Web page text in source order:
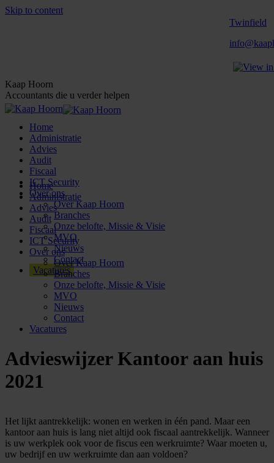
Skip to content
Twinfield
Kaap Hoorn
Accountants die u verder helpen
Home
Administratie
Advies
Audit
Fiscaal
ICT Security
Over ons
Over Kaap Hoorn
Branches
Onze belofte, Missie & Visie
MVO
Nieuws
Contact
Vacatures
Home
Administratie
Advies
Audit
Fiscaal
ICT Security
Over ons
Over Kaap Hoorn
Branches
Onze belofte, Missie & Visie
MVO
Nieuws
Contact
Vacatures
Advieswijzer Kantoor aan huis
2021
Het lijkt aantrekkelijk: wonen en werken in één pand. Maar een
kantoor aan huis is lang niet altijd ook fiscaal aantrekkelijk. Wanneer
is uw werkplek ook voor de fiscus een werkruimte? Waar moeten u,
uw bedrijf en uw werkruimte dan aan voldoen?